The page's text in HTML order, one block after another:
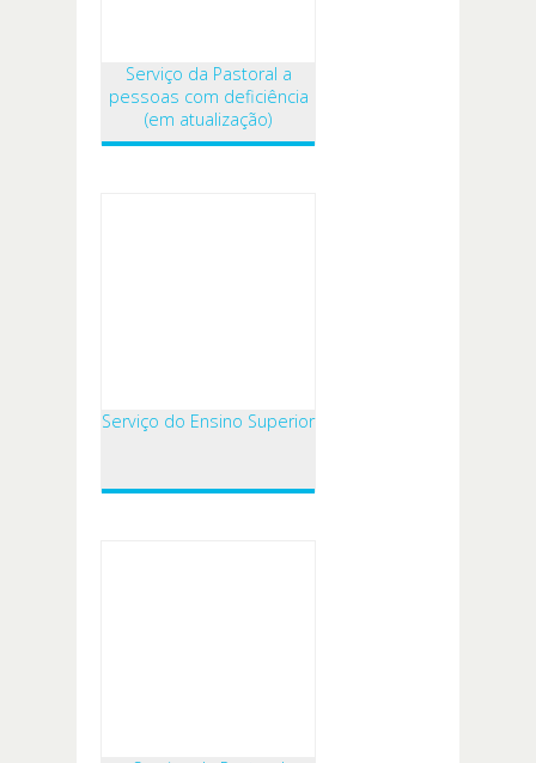
Serviço da Pastoral a
pessoas com deficiência
(em atualização)
Serviço do Ensino Superior